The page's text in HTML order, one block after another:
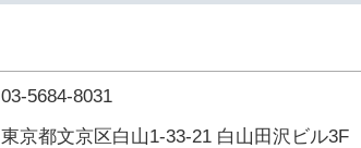
03-5684-8031
東京都文京区白山1-33-21 白山田沢ビル3F